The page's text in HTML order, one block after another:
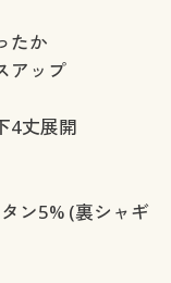
たか
アップ
4丈展開
ン5% (裏シャギ